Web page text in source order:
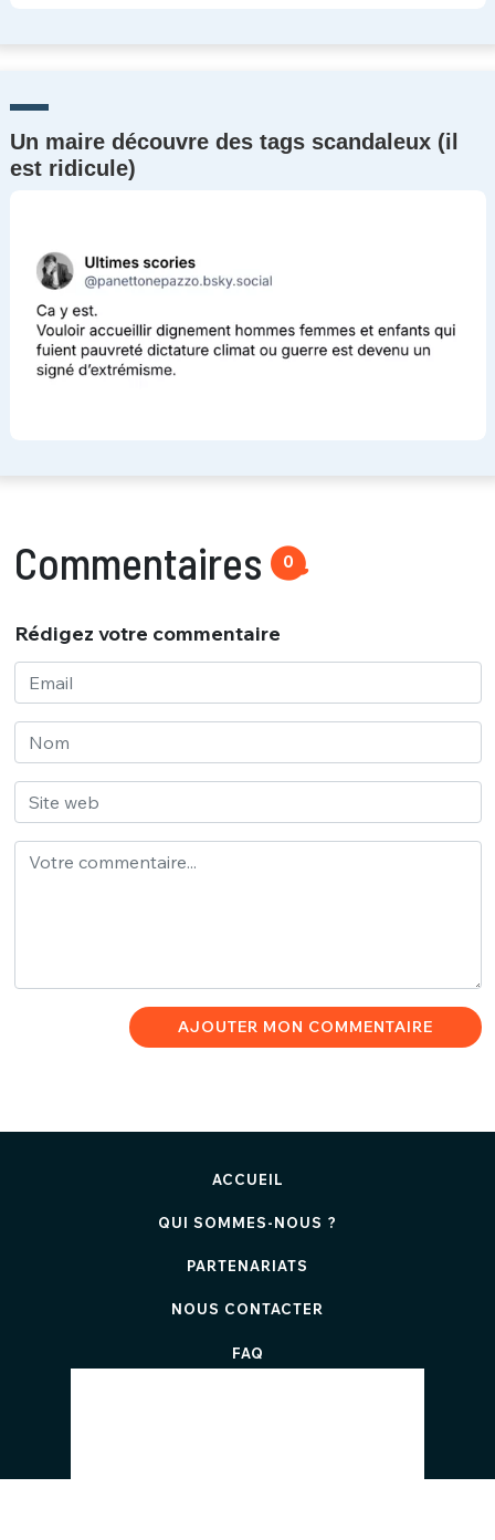
Un maire découvre des tags scandaleux (il
est ridicule)
Commentaires 0
Rédigez votre commentaire
AJOUTER MON COMMENTAIRE
ACCUEIL
QUI SOMMES-NOUS ?
PARTENARIATS
NOUS CONTACTER
FAQ